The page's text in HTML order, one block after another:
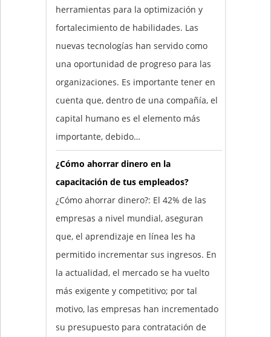
herramientas para la optimización y
fortalecimiento de habilidades. Las
nuevas tecnologías han servido como
una oportunidad de progreso para las
organizaciones. Es importante tener en
cuenta que, dentro de una compañía, el
capital humano es el elemento más
importante, debido…
¿Cómo ahorrar dinero en la
capacitación de tus empleados?
¿Cómo ahorrar dinero?: El 42% de las
empresas a nivel mundial, aseguran
que, el aprendizaje en línea les ha
permitido incrementar sus ingresos. En
la actualidad, el mercado se ha vuelto
más exigente y competitivo; por tal
motivo, las empresas han incrementado
su presupuesto para contratación de